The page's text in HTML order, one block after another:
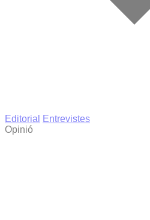
Editorial
Entrevistes
Opinió